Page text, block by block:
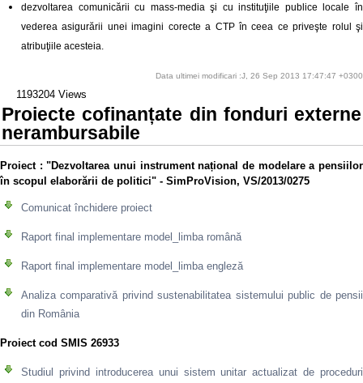
dezvoltarea comunicării cu mass-media şi cu instituţiile publice locale în
vederea asigurării unei imagini corecte a CTP în ceea ce priveşte rolul şi
atribuţiile acesteia.
Data ultimei modificari :J, 26 Sep 2013 17:47:47 +0300
1193204 Views
Proiecte cofinanțate din fonduri externe
nerambursabile
Proiect : "Dezvoltarea unui instrument național de modelare a pensiilor
în scopul elaborării de politici" - SimProVision, VS/2013/0275
Comunicat închidere proiect
Raport final implementare model_limba română
Raport final implementare model_limba engleză
Analiza comparativă privind sustenabilitatea sistemului public de pensii
din România
Proiect cod SMIS 26933
Studiul privind introducerea unui sistem unitar actualizat de proceduri